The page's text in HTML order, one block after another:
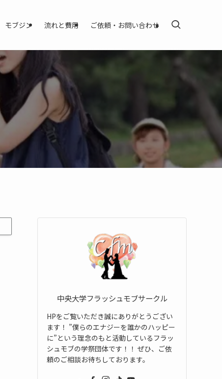
モブジン 流れと費用 ご依頼・お問い合わせ
中央大学フラッシュモブサークル
HPをご覧いただき誠にありがとうござい
ます！ ”僕らのエナジーを誰かのハッピー
に”という理念のもと活動しているフラッ
シュモブの学祭団体です！！ ぜひ、ご依
頼のご相談お待ちしております。